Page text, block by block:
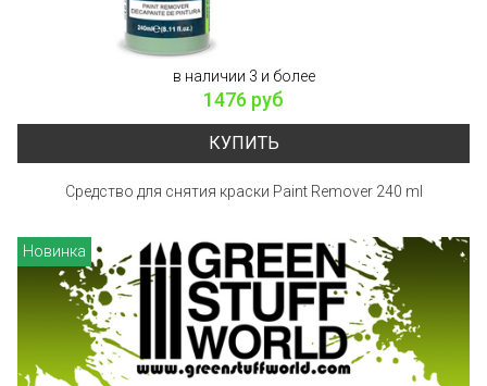
в наличии 3 и более
1476 руб
КУПИТЬ
Средство для снятия краски Paint Remover 240 ml
Новинка